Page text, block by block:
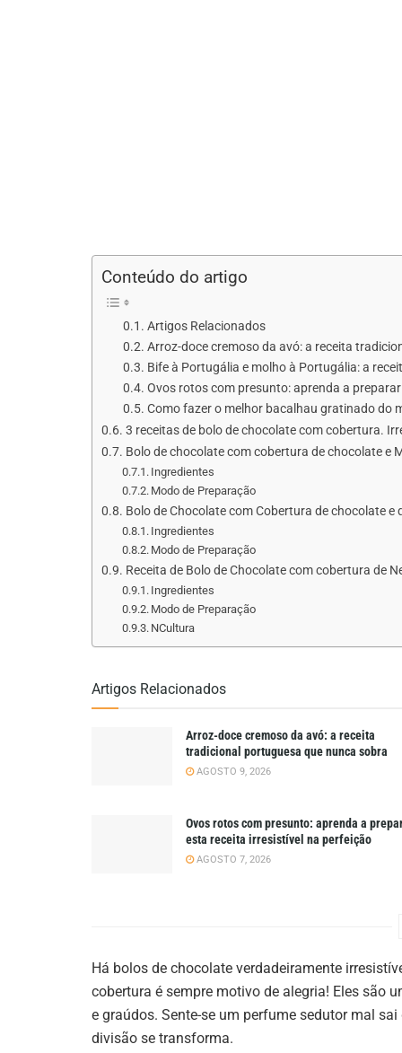
Conteúdo do artigo
Artigos Relacionados
Arroz-doce cremoso da avó: a receita
Bife à Portugália e molho à Portugália: a
Ovos rotos com presunto: aprenda a
Como fazer o melhor bacalhau gratinado do
3 receitas de bolo de chocolate com cobertura.
Bolo de chocolate com cobertura de chocolate e
Ingredientes
Modo de Preparação
Bolo de Chocolate com Cobertura de chocolate e
Ingredientes
Modo de Preparação
Receita de Bolo de Chocolate com cobertura de
Ingredientes
Modo de Preparação
NCultura
Artigos Relacionados
Arroz-doce cremoso da avó: a receita
tradicional portuguesa que nunca sobra
AGOSTO 9, 2026
Ovos rotos com presunto: aprenda a
esta receita irresistível na perfeição
AGOSTO 7, 2026
Há bolos de chocolate verdadeiramente
cobertura é sempre motivo de alegria! Eles são
e graúdos. Sente-se um perfume sedutor mal
divisão se transforma.